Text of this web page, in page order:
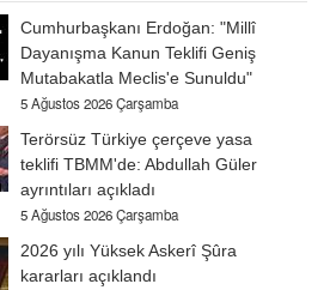
Cumhurbaşkanı Erdoğan: "Millî
Dayanışma Kanun Teklifi Geniş
Mutabakatla Meclis'e Sunuldu"
5 Ağustos 2026 Çarşamba
Terörsüz Türkiye çerçeve yasa
teklifi TBMM'de: Abdullah Güler
ayrıntıları açıkladı
5 Ağustos 2026 Çarşamba
2026 yılı Yüksek Askerî Şûra
kararları açıklandı